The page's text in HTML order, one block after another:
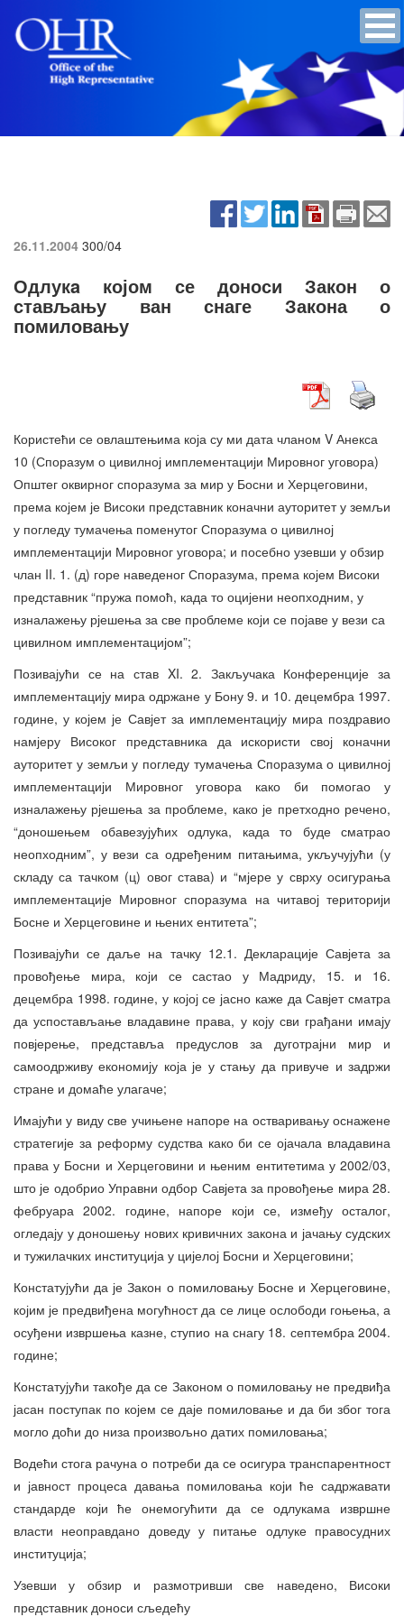
26.11.2004 300/04
Одлукa којом се доноси Закон о
стављању ван снаге Закона о
помиловању
Користећи се овлаштењима која су ми дата чланом V Анекса
10 (Споразум о цивилној имплементацији Мировног уговора)
Општег оквирног споразума за мир у Босни и Херцеговини,
према којем је Високи представник коначни ауторитет у земљи
у погледу тумачења поменутог Споразума о цивилној
имплементацији Мировног уговора; и посебно узевши у обзир
члан II. 1. (д) горе наведеног Споразума, према којем Високи
представник “пружа помоћ, када то оцијени неопходним, у
изналажењу рјешења за све проблеме који се појаве у вези са
цивилном имплементацијом”;
Позивајући се на став XI. 2. Закључака Конференције за
имплементацију мира одржане у Бону 9. и 10. децембра 1997.
године, у којем је Савјет за имплементацију мира поздравио
намјеру Високог представника да искористи свој коначни
ауторитет у земљи у погледу тумачења Споразума о цивилној
имплементацији Мировног уговора како би помогао у
изналажењу рјешења за проблеме, како је претходно речено,
“доношењем обавезујућих одлука, када то буде сматрао
неопходним”, у вези са одређеним питањима, укључујући (у
складу са тачком (ц) овог става) и “мјере у сврху осигурања
имплементације Мировног споразума на читавој територији
Босне и Херцеговине и њених ентитета”;
Позивајући се даље на тачку 12.1. Декларације Савјета за
провођење мира, који се састао у Мадриду, 15. и 16.
децембра 1998. године, у којој се јасно каже да Савјет сматра
да успостављање владавине права, у коју сви грађани имају
повјерење, представља предуслов за дуготрајни мир и
самоодрживу економију која је у стању да привуче и задржи
стране и домаће улагаче;
Имајући у виду све учињене напоре на остваривању оснажене
стратегије за реформу судства како би се ојачала владавина
права у Босни и Херцеговини и њеним ентитетима у 2002/03,
што је одобрио Управни одбор Савјета за провођење мира 28.
фебруара 2002. године, напоре који се, између осталог,
огледају у доношењу нових кривичних закона и јачању судских
и тужилачких институција у цијелој Босни и Херцеговини;
Констатујући да је Закон о помиловању Босне и Херцеговине,
којим је предвиђена могућност да се лице ослободи гоњења, а
осуђени извршења казне, ступио на снагу 18. септембра 2004.
године;
Констатујући такође да се Законом о помиловању не предвиђа
јасан поступак по којем се даје помиловање и да би због тога
могло доћи до низа произвољно датих помиловања;
Водећи стога рачуна о потреби да се осигура транспарентност
и јавност процеса давања помиловања који ће садржавати
стандарде који ће онемогућити да се одлукама извршне
власти неоправдано доведу у питање одлуке правосудних
институција;
Узевши у обзир и размотривши све наведено, Високи
представник доноси сљедећу